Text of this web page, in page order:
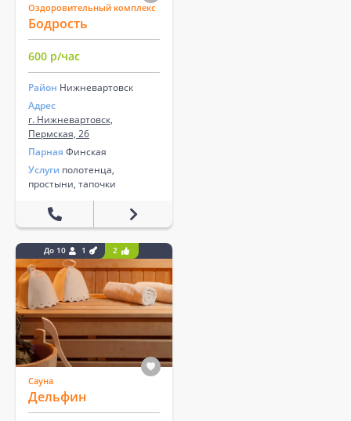
Оздоровительный комплекс
Бодрость
600 р/час
Район Нижневартовск
Адрес
г. Нижневартовск,
Пермская, 26
Парная Финская
Услуги полотенца,
простыни, тапочки
До 10 1 2
Сауна
Дельфин